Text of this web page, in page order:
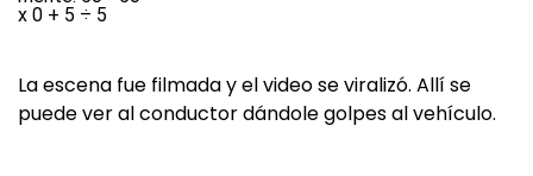
La escena fue filmada y el video se viralizó. Allí se
puede ver al conductor dándole golpes al vehículo.